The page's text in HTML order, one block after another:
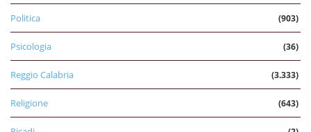
Politica (903)
Psicologia (36)
Reggio Calabria (3.333)
Religione (643)